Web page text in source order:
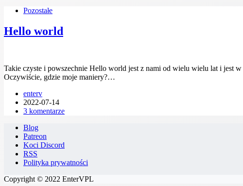
Pozostałe
Hello world
Takie czyste i powszechnie Hello world jest z nami od wielu wielu lat i jest
Oczywiście, gdzie moje maniery?…
enterv
2022-07-14
3 komentarze
Blog
Patreon
Koci Discord
RSS
Polityka prywatności
Copyright © 2022 EnterVPL